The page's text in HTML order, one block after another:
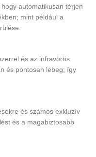
automatikusan térjen
mint például a
és az infravörös
és pontosan lebeg; így
és számos exkluzív
és a magabiztosabb